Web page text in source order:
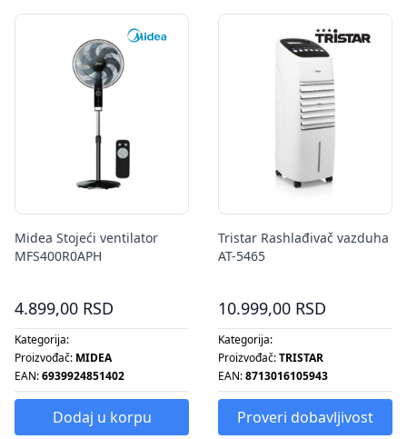
Midea Stojeći ventilator
MFS400R0APH
4.899,00 RSD
Kategorija:
Proizvođač: MIDEA
EAN:6939924851402
Dodaj u korpu
Tristar Rashlađivač vazduha
AT-5465
10.999,00 RSD
Kategorija:
Proizvođač:TRISTAR
EAN:8713016105943
Proveri dobavljivost